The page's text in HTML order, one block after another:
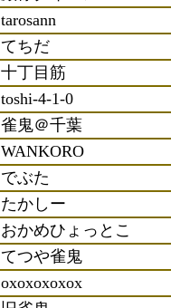
tarosann
てちだ
十丁目筋
toshi-4-1-0
雀鬼＠千葉
WANKORO
でぶた
たかしー
おかめひょっとこ
てつや雀鬼
oxoxoxoxox